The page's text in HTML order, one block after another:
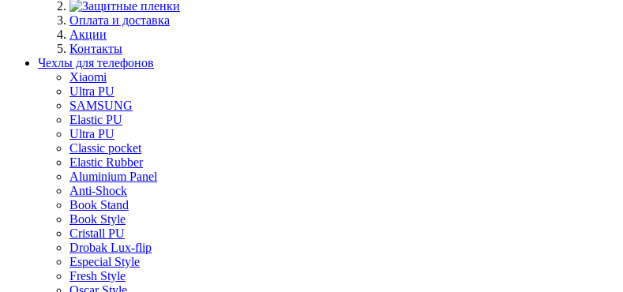
Оплата и доставка
Акции
Контакты
Чехлы для телефонов
Xiaomi
Ultra PU
SAMSUNG
Elastic PU
Ultra PU
Classic pocket
Elastic Rubber
Aluminium Panel
Anti-Shock
Book Stand
Book Style
Cristall PU
Drobak Lux-flip
Especial Style
Fresh Style